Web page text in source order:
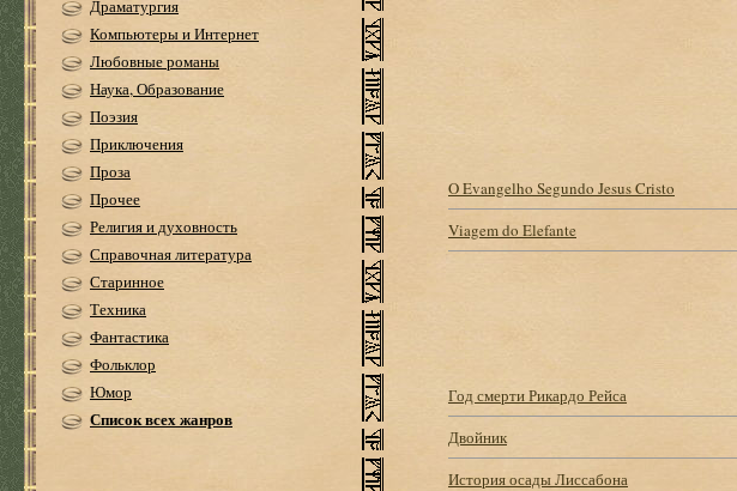
Драматургия
Компьютеры и Интернет
Любовные романы
Наука, Образование
Поэзия
Приключения
Проза
Прочее
Религия и духовность
Справочная литература
Старинное
Техника
Фантастика
Фольклор
Юмор
Список всех жанров
O Evangelho Segundo Jesus Cristo
Viagem do Elefante
Год смерти Рикардо Рейса
Двойник
История осады Лиссабона